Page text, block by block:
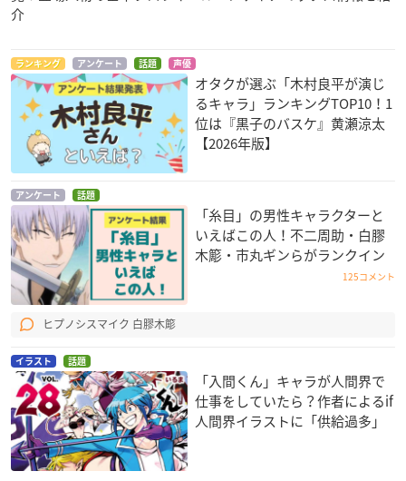
介
ランキング アンケート 話題 声優
オタクが選ぶ「木村良平が演じ
るキャラ」ランキングTOP10！1
位は『黒子のバスケ』黄瀬涼太
【2026年版】
アンケート 話題
「糸目」の男性キャラクターと
いえばこの人！不二周助・白膠
木簓・市丸ギンらがランクイン
125コメント
ヒプノシスマイク 白膠木簓
イラスト 話題
「入間くん」キャラが人間界で
仕事をしていたら？作者によるif
人間界イラストに「供給過多」